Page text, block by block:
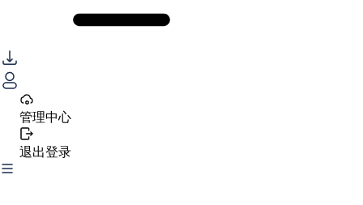
管理中心
退出登录